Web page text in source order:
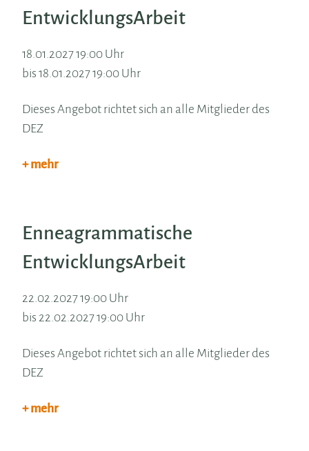
EntwicklungsArbeit
18.01.2027 19:00 Uhr
bis 18.01.2027 19:00 Uhr
Dieses Angebot richtet sich an alle Mitglieder des
DEZ
+ mehr
Enneagrammatische
EntwicklungsArbeit
22.02.2027 19:00 Uhr
bis 22.02.2027 19:00 Uhr
Dieses Angebot richtet sich an alle Mitglieder des
DEZ
+ mehr